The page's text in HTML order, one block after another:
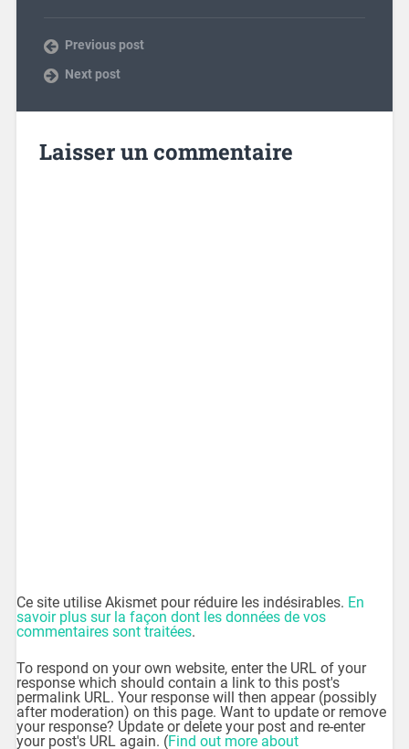
Previous post
Next post
Laisser un commentaire
Ce site utilise Akismet pour réduire les indésirables. En
savoir plus sur la façon dont les données de vos
commentaires sont traitées.
To respond on your own website, enter the URL of your
response which should contain a link to this post's
permalink URL. Your response will then appear (possibly
after moderation) on this page. Want to update or remove
your response? Update or delete your post and re-enter
your post's URL again. (Find out more about